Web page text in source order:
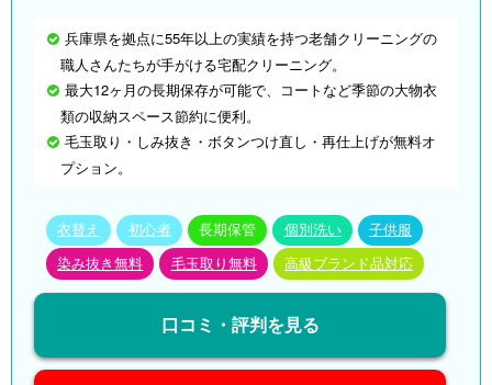
兵庫県を拠点に55年以上の実績を持つ老舗クリーニングの
職人さんたちが手がける宅配クリーニング。
最大12ヶ月の長期保存が可能で、コートなど季節の大物衣
類の収納スペース節約に便利。
毛玉取り・しみ抜き・ボタンつけ直し・再仕上げが無料オ
プション。
衣替え 初心者 長期保管 個別洗い 子供服
染み抜き無料 毛玉取り無料 高級ブランド品対応
口コミ・評判を見る